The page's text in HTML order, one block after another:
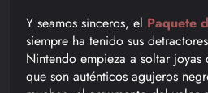
Y seamos sinceros, el Paquete
siempre ha tenido sus
Nintendo empieza a soltar
que son auténticos agujeros